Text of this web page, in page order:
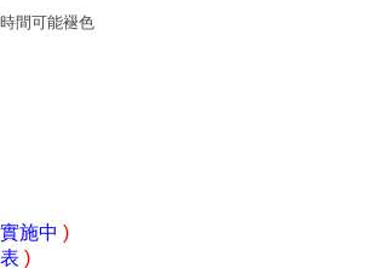
間可能褪色
施中 )
)